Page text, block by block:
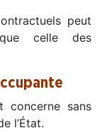
peut
celle des
sans
l’État.